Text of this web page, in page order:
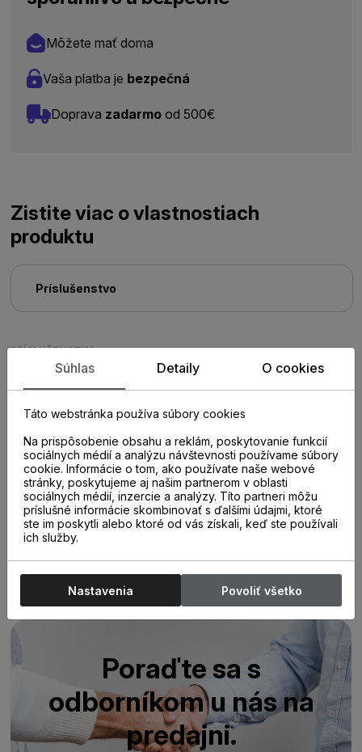
Môžete mať doma
Vaša platba je bezpečná
Doprava zadarmo od 500€
Zistite viac o vlastnostiach
produktu
Príslušenstvo
PRÍSLUŠENSTVO
Poraďte sa s
odborníkom u nás na
predajni.
Súhlas Detaily O cookies
Táto webstránka používa súbory cookies
Na prispôsobenie obsahu a reklám, poskytovanie funkcií
sociálnych médií a analýzu návštevnosti používame súbory
cookie. Informácie o tom, ako používate naše webové
stránky, poskytujeme aj našim partnerom v oblasti
sociálnych médií, inzercie a analýzy. Títo partneri môžu
príslušné informácie skombinovať s ďalšími údajmi, ktoré
ste im poskytli alebo ktoré od vás získali, keď ste používali
ich služby.
Nastavenia Povoliť všetko